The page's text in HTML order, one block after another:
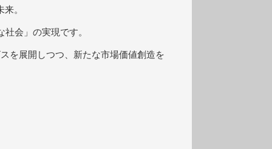
。
会」の実現です。
を展開しつつ、新たな市場価値創造を